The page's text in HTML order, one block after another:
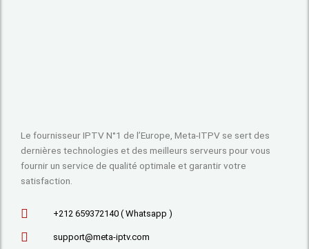
Le fournisseur IPTV N°1 de l’Europe, Meta-ITPV se sert des
dernières technologies et des meilleurs serveurs pour vous
fournir un service de qualité optimale et garantir votre
satisfaction.
+212 659372140 ( Whatsapp )
support@meta-iptv.com